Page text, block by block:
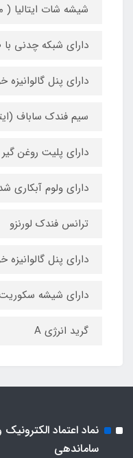
شیشه شات ایتالیا
دارای شبکه چدنی
دارای پنل گالوانیزه خودرویی
سیم فندک ساباف
دارای پلیت روغن
دارای ولوم آبکاری
ترانس فندک لورنزو
دارای پنل گالوانیزه خودرویی
دارای شیشه سکوریت ۸ میلیمتری
گرید انرژی A
نماد اعتماد الکترونیک
ساماندهی